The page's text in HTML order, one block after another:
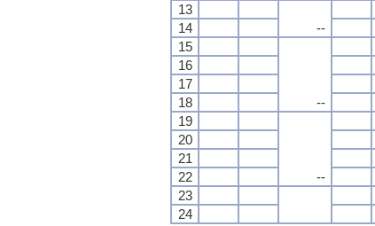
13
--
14
15
--
16
17
18
19
--
20
21
22
23
24